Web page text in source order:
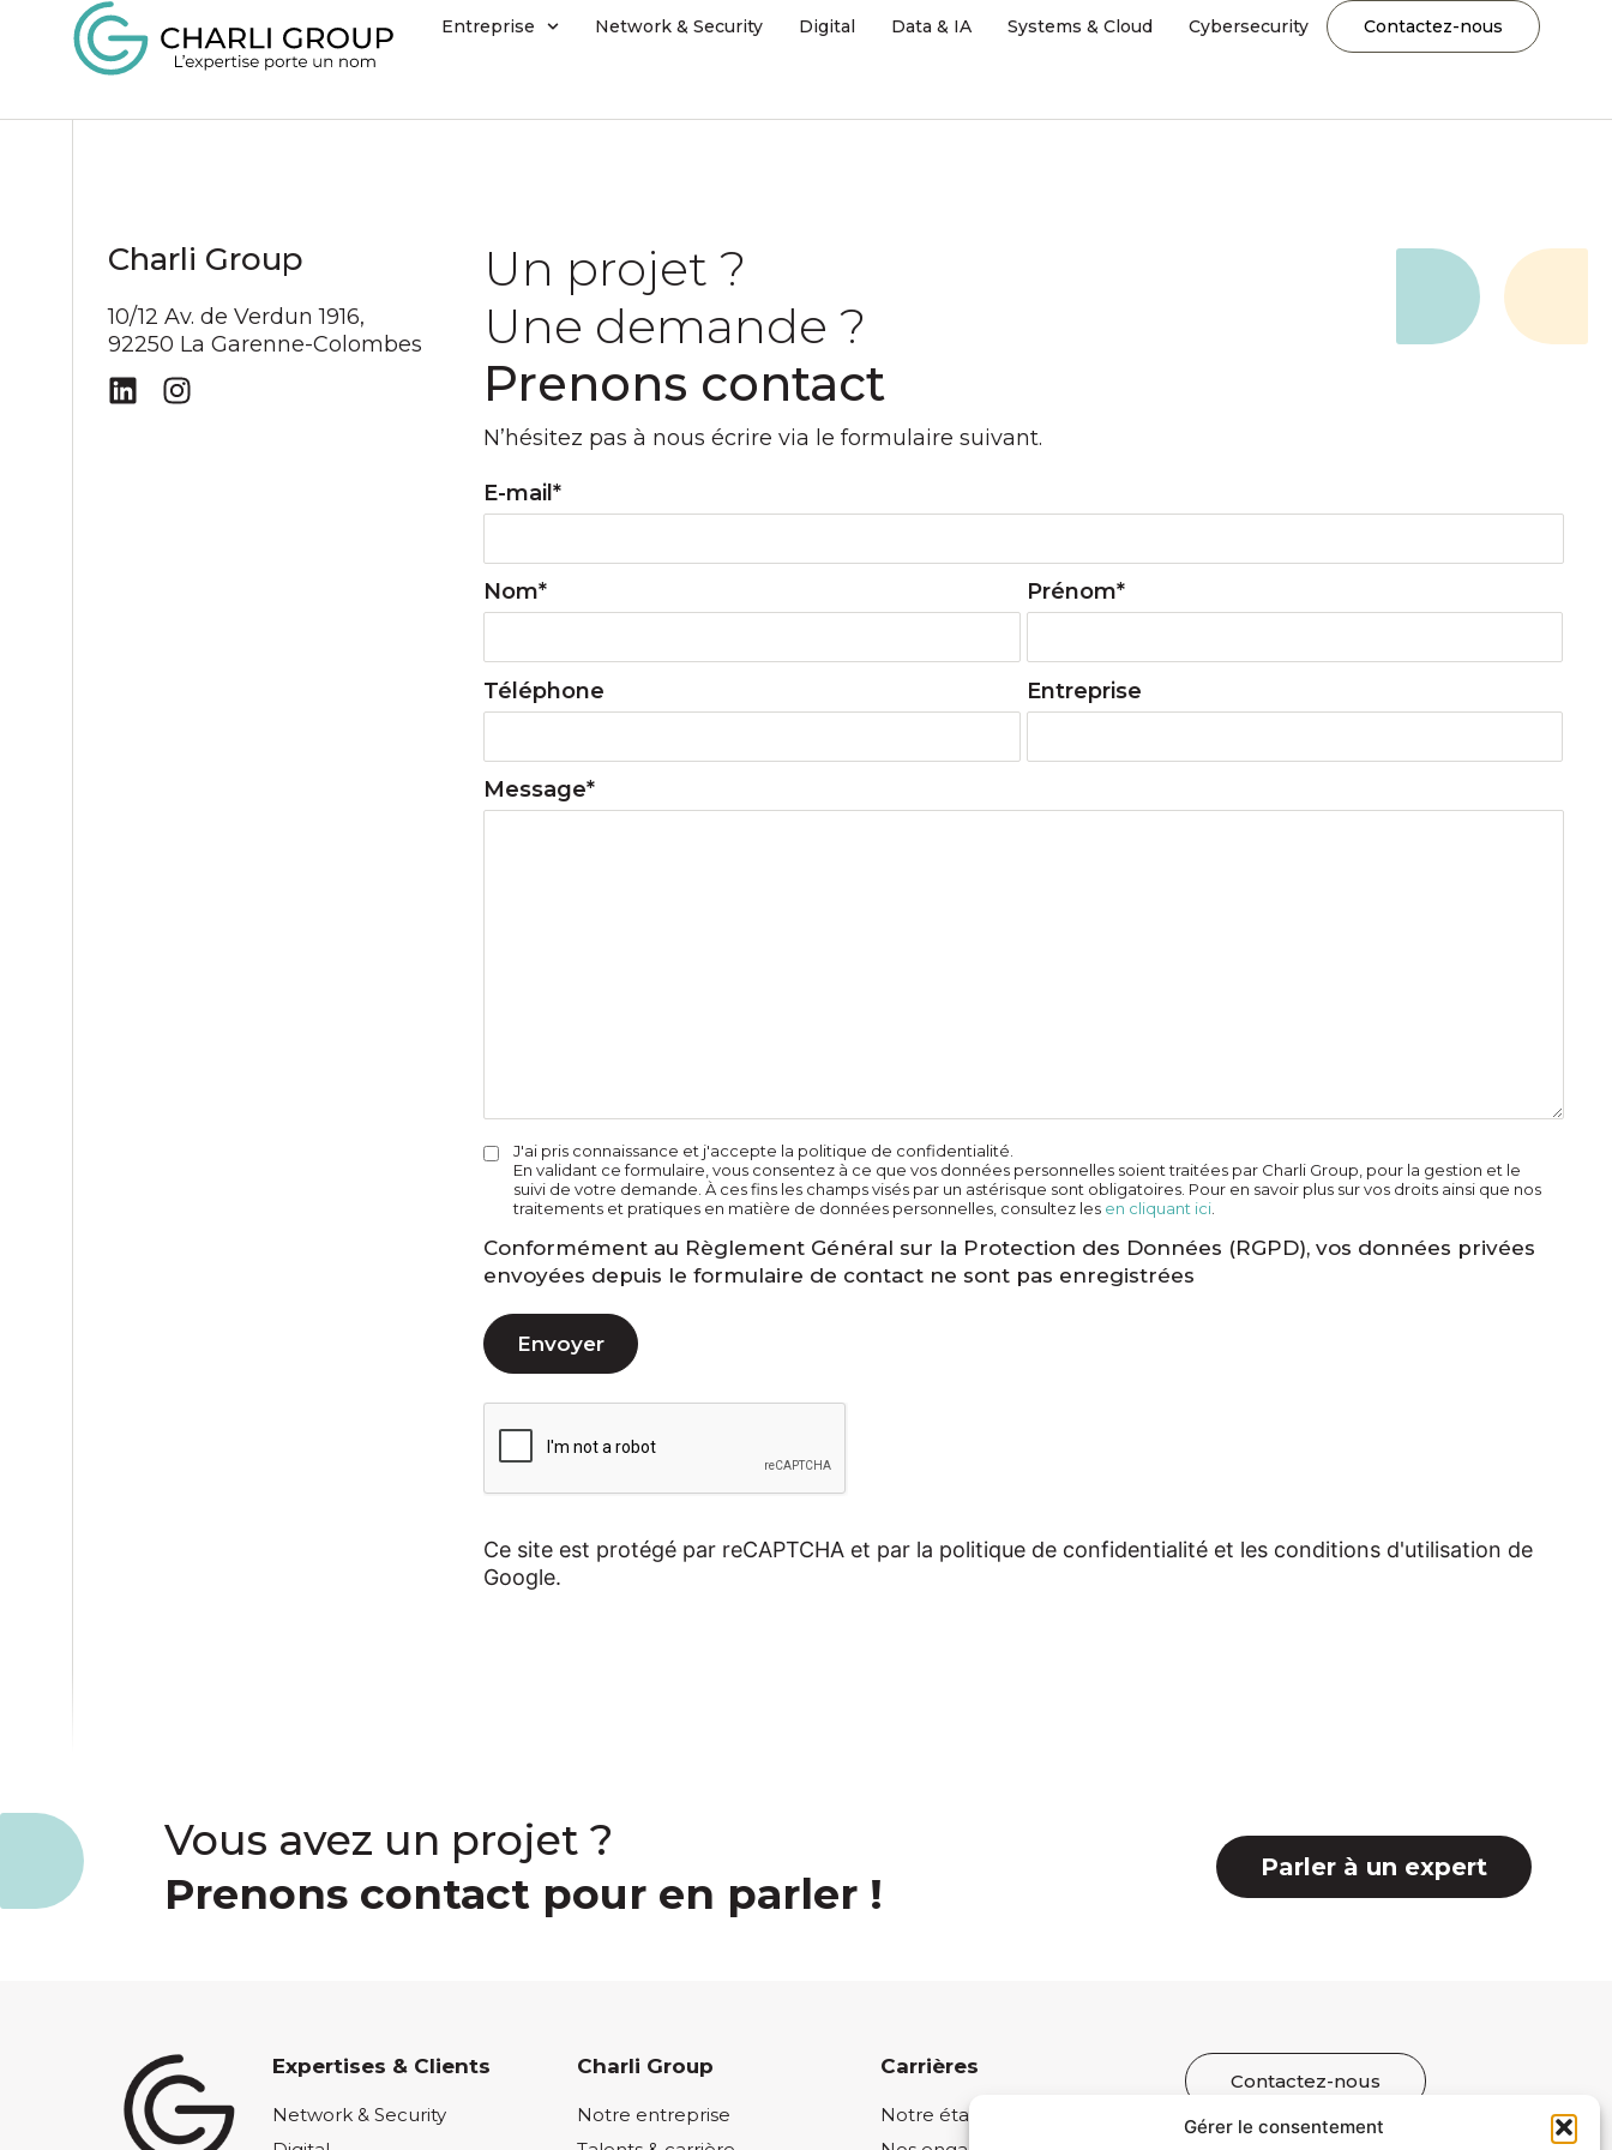
Gérer le consentement
Entreprise Network & Security Digital Data & IA Systems & Cloud Cybersecurity Contactez-nous
Charli Group
10/12 Av. de Verdun 1916,
92250 La Garenne-Colombes
Un projet ?
Une demande ?
Prenons contact
N’hésitez pas à nous écrire via le formulaire suivant.
E-mail*
Nom* Prénom*
Téléphone Entreprise
Message*
J'ai pris connaissance et j'accepte la politique de confidentialité.
En validant ce formulaire, vous consentez à ce que vos données personnelles soient traitées par Charli Group, pour la gestion et le
suivi de votre demande. À ces fins les champs visés par un astérisque sont obligatoires. Pour en savoir plus sur vos droits ainsi que nos
traitements et pratiques en matière de données personnelles, consultez les en cliquant ici
Conformément au Règlement Général sur la Protection des Données (RGPD), vos données privées
envoyées depuis le formulaire de contact ne sont pas enregistrées
Ce site est protégé par reCAPTCHA et par la politique de confidentialité et les conditions d'utilisation de
Google.
Vous avez un projet ?
Prenons contact pour en parler !
Parler à un expert
Expertises & Clients
Network & Security
Charli Group
Notre entreprise
Carrières
Notre état d’esprit
Contactez-nous